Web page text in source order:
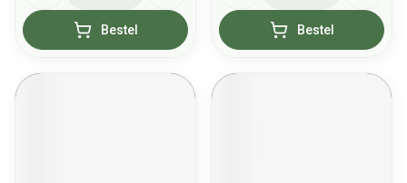
Bestel Bestel